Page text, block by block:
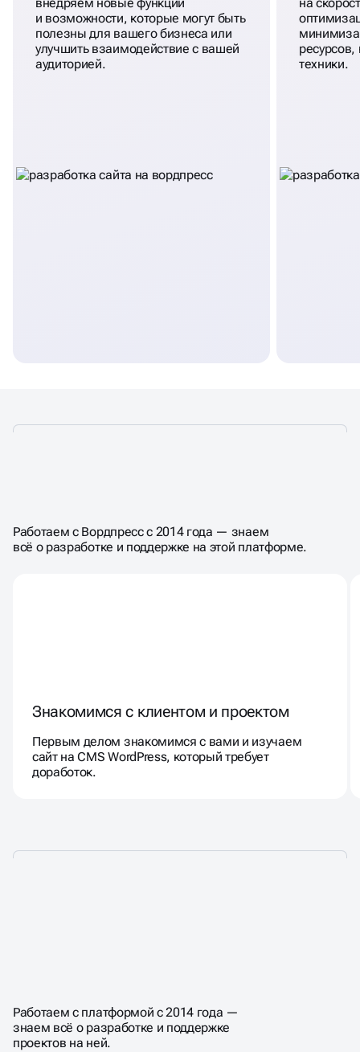
и возможности, которые могут быть
полезны для вашего бизнеса или
улучшить взаимодействие с вашей
аудиторией.
техники.
РАБОТА С ПРОЕКТОМ
Работаем с Вордпресс с 2014 года — знаем
всё о разработке и поддержке на этой платформе.
Знакомимся с клиентом и проектом
Первым делом знакомимся с вами и изучаем
сайт на CMS WordPress, который требует
доработок.
Работаем с платформой с 2014 года —
знаем всё о разработке и поддержке
проектов на ней.